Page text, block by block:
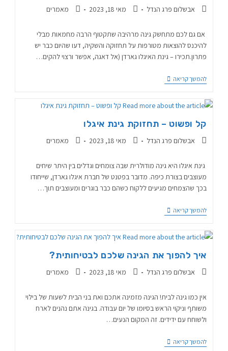
אבשלום פרג הנדל מאי 18, 2023 מאמרים
אם גם לכם מתחשק גינה מרהיבה שתקטוף הרבה מחמאות מבלי
להיכנס להוצאות מטורפות על תחזוקה והשקיה, דעו שהיום כבר יש
פתרון.תכירו – גינת האיגלו גארדן (אל דאגה, אפשר ורצוי להקים…
להמשך קריאה
קל ופשוט – תחזוקת גינת איגלו
אבשלום פרג הנדל מאי 18, 2023 מאמרים
גינת איגלו היא גינה מודולרית שבה צומחים וגדלים בין היתר שיחים
מעוצבים בצורת כיפה. מדובר בפטנט של חברת איגלו גארדן, שייחודו
בכך שהצמחים מגיעים ללקוח כשהם כבר בוגרים ומעוצבים תוך…
להמשך קריאה
איך להפוך את הגינה שלכם לבטיחותית?
אבשלום פרג הנדל מאי 18, 2023 מאמרים
אין כמו גינה לבית! הגינה מזמינה אתכם ואת בני הבית לשעות של בילוי
משותף וניקוי הראש בסיומו של יום עבודה. בגינה אתם נהנים לארח
ולשוחח עם ידידים. זה המקום הנעים…
להמשך קריאה